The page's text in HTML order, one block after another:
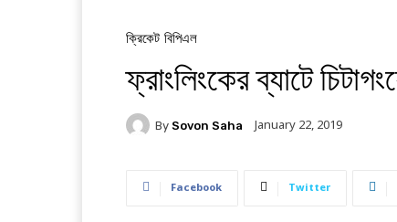
ক্রিকেট বিপিএল
ফ্রাংলিংকের ব্যাটে
By Sovon Saha January 22, 2019
Facebook Twitter